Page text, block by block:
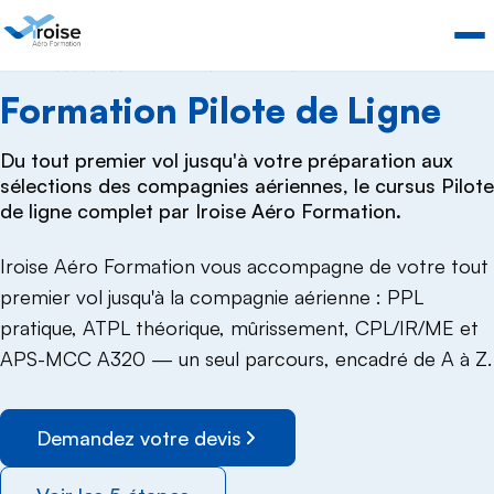
Formation Pilote de Ligne
Du tout premier vol jusqu'à votre préparation aux
sélections des compagnies aériennes, le cursus Pilote
de ligne complet par Iroise Aéro Formation.
Iroise Aéro Formation vous accompagne de votre tout
premier vol jusqu'à la compagnie aérienne : PPL
pratique, ATPL théorique, mûrissement, CPL/IR/ME et
APS-MCC A320 — un seul parcours, encadré de A à Z.
Demandez votre devis